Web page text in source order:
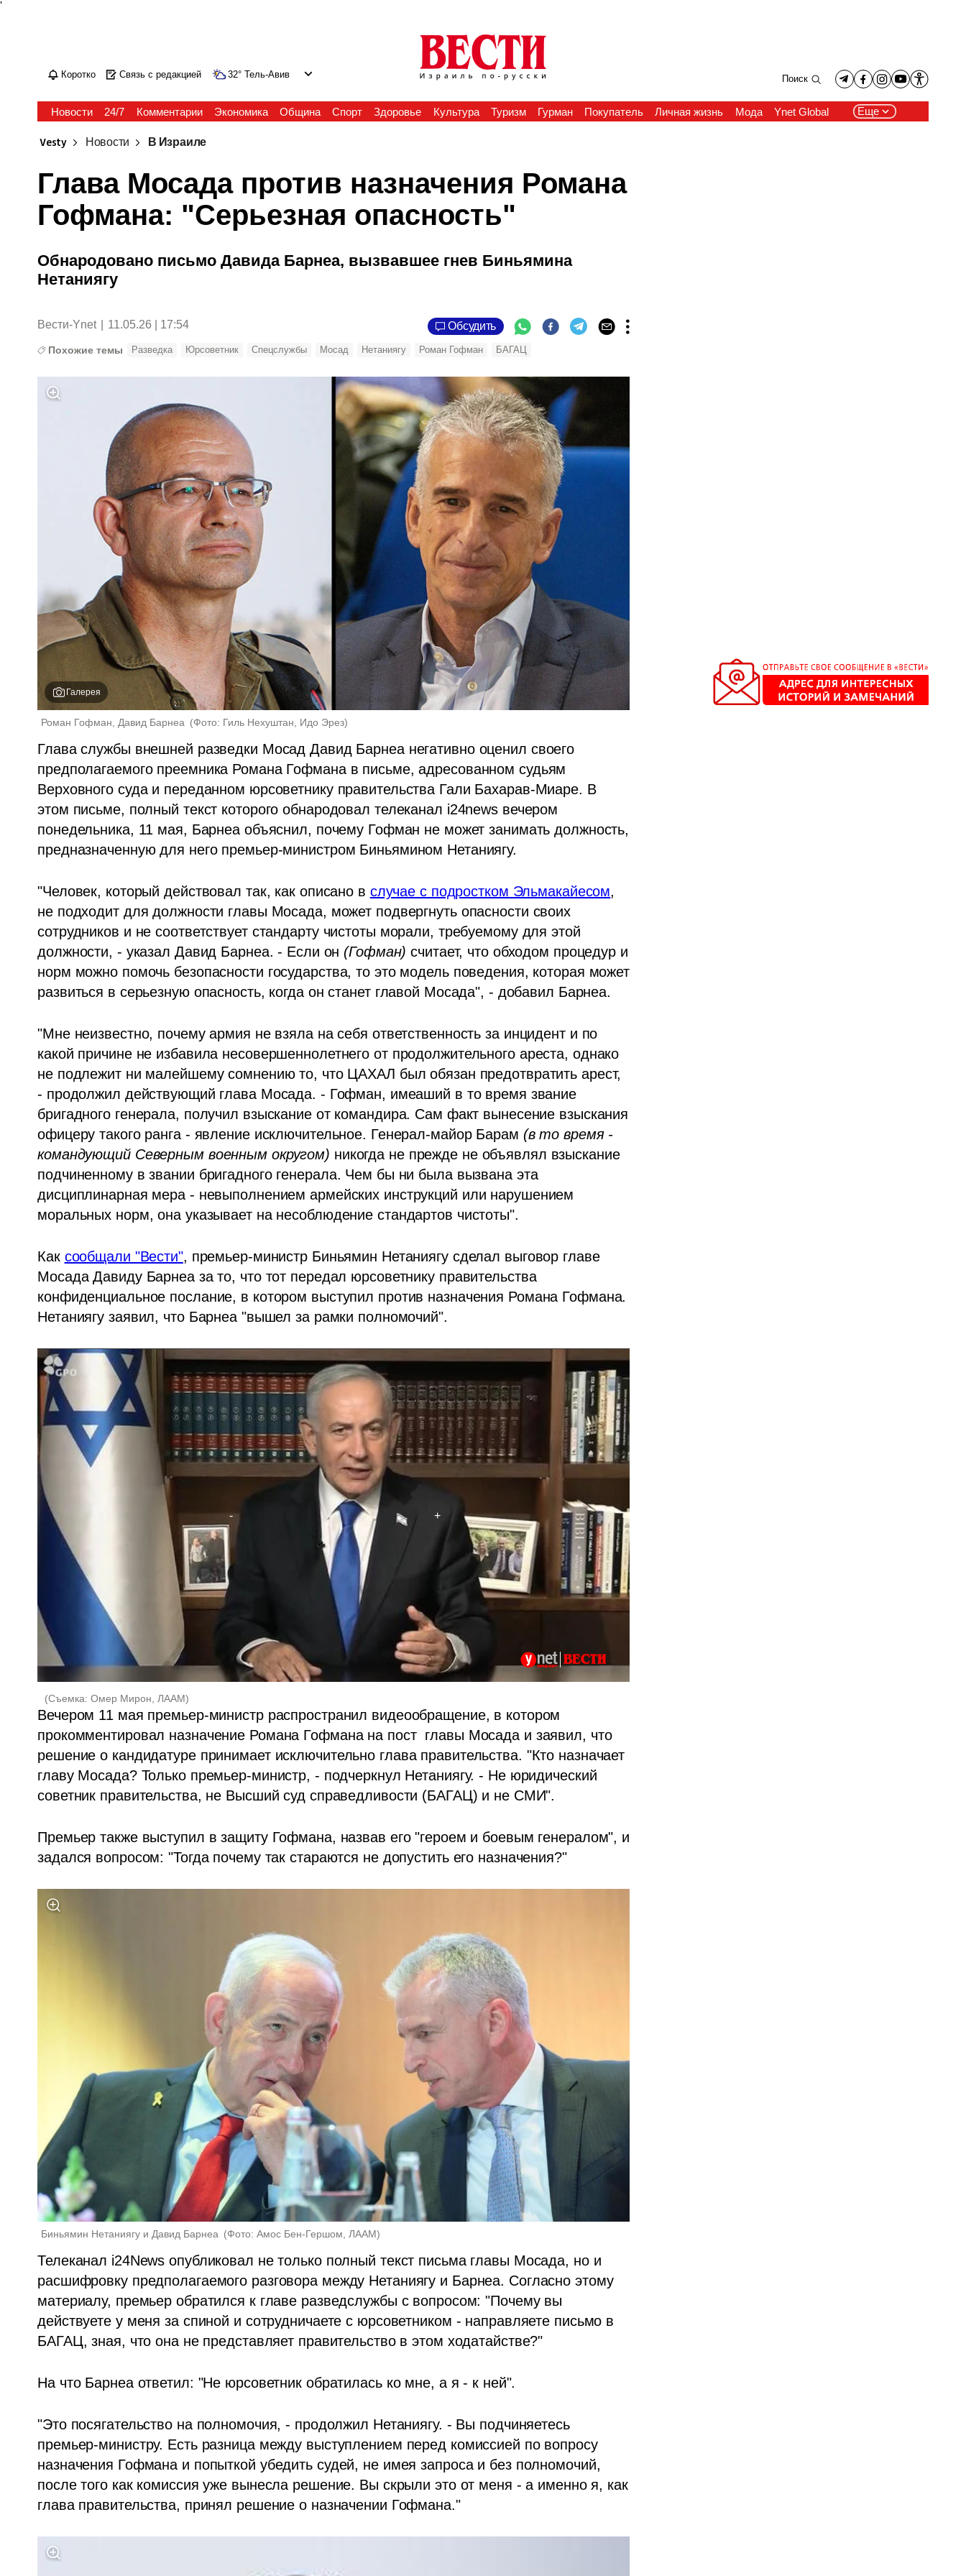
'
Коротко Связь с редакцией 32° Тель-Авив Поиск
Новости 24/7 Комментарии Экономика Община Спорт Здоровье Культура Туризм Гурман Покупатель Личная жизнь Мода Ynet Global Еще
Vesty Новости В Израиле
Глава Мосада против назначения Романа
Гофмана: "Серьезная опасность"
Обнародовано письмо Давида Барнеа, вызвавшее гнев Биньямина
Нетаниягу
Вести-Ynet 11.05.26 | 17:54 Обсудить
Похожие темы Разведка Юрсоветник Спецслужбы Мосад Нетаниягу Роман Гофман БАГАЦ
Галерея
Роман Гофман, Давид Барнеа (Фото: Гиль Нехуштан, Идо Эрез)
Глава службы внешней разведки Мосад Давид Барнеа негативно оценил своего
предполагаемого преемника Романа Гофмана в письме, адресованном судьям
Верховного суда и переданном юрсоветнику правительства Гали Бахарав-Миаре. В
этом письме, полный текст которого обнародовал телеканал i24news вечером
понедельника, 11 мая, Барнеа объяснил, почему Гофман не может занимать должность,
предназначенную для него премьер-министром Биньямином Нетаниягу.
"Человек, который действовал так, как описано в случае с подростком Эльмакайесом,
не подходит для должности главы Мосада, может подвергнуть опасности своих
сотрудников и не соответствует стандарту чистоты морали, требуемому для этой
должности, - указал Давид Барнеа. - Если он (Гофман) считает, что обходом процедур и
норм можно помочь безопасности государства, то это модель поведения, которая может
развиться в серьезную опасность, когда он станет главой Мосада", - добавил Барнеа.
"Мне неизвестно, почему армия не взяла на себя ответственность за инцидент и по
какой причине не избавила несовершеннолетнего от продолжительного ареста, однако
не подлежит ни малейшему сомнению то, что ЦАХАЛ был обязан предотвратить арест,
- продолжил действующий глава Мосада. - Гофман, имеаший в то время звание
бригадного генерала, получил взыскание от командира. Сам факт вынесение взыскания
офицеру такого ранга - явление исключительное. Генерал-майор Барам (в то время -
командующий Северным военным округом) никогда не прежде не объявлял взыскание
подчиненному в звании бригадного генерала. Чем бы ни была вызвана эта
дисциплинарная мера - невыполнением армейских инструкций или нарушением
моральных норм, она указывает на несоблюдение стандартов чистоты".
Как сообщали "Вести", премьер-министр Биньямин Нетаниягу сделал выговор главе
Мосада Давиду Барнеа за то, что тот передал юрсоветнику правительства
конфиденциальное послание, в котором выступил против назначения Романа Гофмана.
Нетаниягу заявил, что Барнеа "вышел за рамки полномочий".
(Съемка: Омер Мирон, ЛААМ)
Вечером 11 мая премьер-министр распространил видеообращение, в котором
прокомментировал назначение Романа Гофмана на пост  главы Мосада и заявил, что
решение о кандидатуре принимает исключительно глава правительства. "Кто назначает
главу Мосада? Только премьер-министр, - подчеркнул Нетаниягу. - Не юридический
советник правительства, не Высший суд справедливости (БАГАЦ) и не СМИ".
Премьер также выступил в защиту Гофмана, назвав его "героем и боевым генералом", и
задался вопросом: "Тогда почему так стараются не допустить его назначения?"
Биньямин Нетаниягу и Давид Барнеа (Фото: Амос Бен-Гершом, ЛААМ)
Телеканал i24News опубликовал не только полный текст письма главы Мосада, но и
расшифровку предполагаемого разговора между Нетаниягу и Барнеа. Согласно этому
материалу, премьер обратился к главе разведслужбы с вопросом: "Почему вы
действуете у меня за спиной и сотрудничаете с юрсоветником - направляете письмо в
БАГАЦ, зная, что она не представляет правительство в этом ходатайстве?"
На что Барнеа ответил: "Не юрсоветник обратилась ко мне, а я - к ней".
"Это посягательство на полномочия, - продолжил Нетаниягу. - Вы подчиняетесь
премьер-министру. Есть разница между выступлением перед комиссией по вопросу
назначения Гофмана и попыткой убедить судей, не имея запроса и без полномочий,
после того как комиссия уже вынесла решение. Вы скрыли это от меня - а именно я, как
глава правительства, принял решение о назначении Гофмана."